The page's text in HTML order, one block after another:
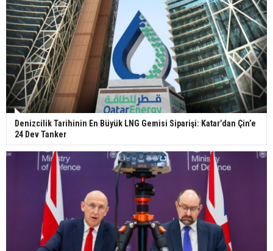
Denizcilik Tarihinin En Büyük LNG Gemisi Siparişi: Katar’dan Çin’e
24 Dev Tanker